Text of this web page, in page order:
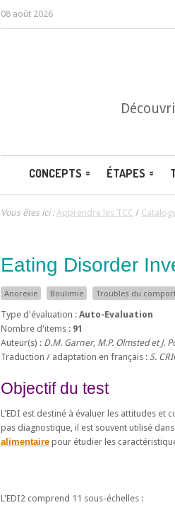
08 août 2026
CONCEPTS ÉTAPES
Vous êtes ici :Apprendre les TCC /
Eating Disorder
Anorexie Boulimie Troubles du
Type d'évaluation : Auto-Evaluation
Nombre d'items : 91
Auteur(s) : D.M. Garner, M.P. Olmsted et J.
Traduction / adaptation en français : S.
Objectif du test
L'EDI est destiné à évaluer les attitudes et
pas diagnostique, il est souvent utilisé
alimentaire pour étudier les
L'EDI2 comprend 11 sous-échelles :